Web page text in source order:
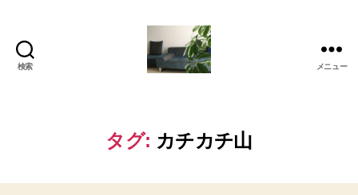
検索
美
(お
も
メニュー
タグ: カチカチ山